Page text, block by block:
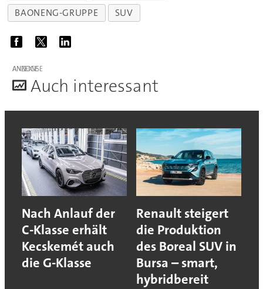
BAONENG-GRUPPE
SUV
ANZEIGE
Auch interessant
Nach Anlauf der
C-Klasse erhält
Kecskemét auch
die G-Klasse
Renault steigert
die Produktion
des Boreal SUV in
Bursa – smart,
hybridbereit